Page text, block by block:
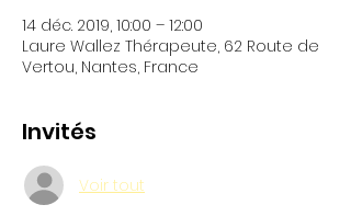
14 déc. 2019, 10:00 – 12:00
Laure Wallez Thérapeute, 62 Route de
Vertou, Nantes, France
Invités
Voir tout